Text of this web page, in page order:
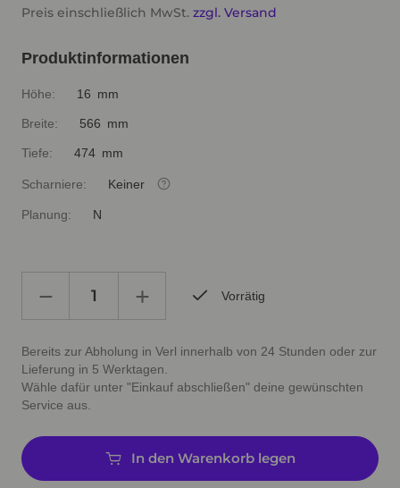
Preis einschließlich MwSt. zzgl. Versand
Produktinformationen
Höhe: 16 mm
Breite: 566 mm
Tiefe: 474 mm
Scharniere: Keiner
Planung: N
Vorrätig
Bereits zur Abholung in Verl innerhalb von 24 Stunden oder zur
Lieferung in 5 Werktagen.
Wähle dafür unter "Einkauf abschließen" deine gewünschten
Service aus.
In den Warenkorb legen